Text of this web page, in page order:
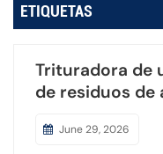
ETIQUETAS
Trituradora de
de residuos de
June 29, 2026